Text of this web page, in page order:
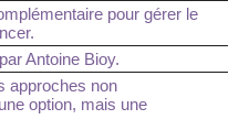
pour gérer le
Antoine Bioy.
approches non
option, mais une